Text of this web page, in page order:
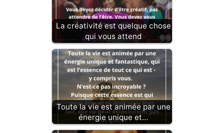
La créativité est quelque chose
qui vous attend
Toute la vie est animée par une
énergie unique et…